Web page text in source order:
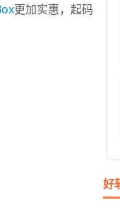
更加实惠，起码
好